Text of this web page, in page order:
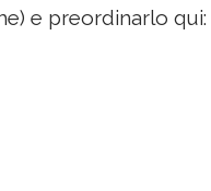
e preordinarlo qui: